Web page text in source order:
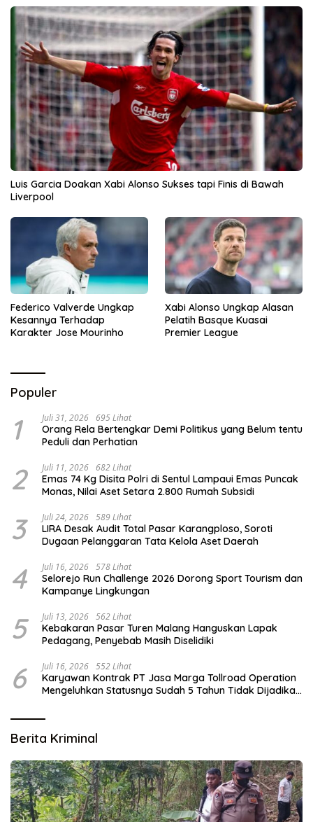
Luis Garcia Doakan Xabi Alonso Sukses tapi Finis di Bawah
Liverpool
Federico Valverde Ungkap
Kesannya Terhadap
Karakter Jose Mourinho
Xabi Alonso Ungkap Alasan
Pelatih Basque Kuasai
Premier League
Populer
1 Juli 31, 2026 695 Lihat
Orang Rela Bertengkar Demi Politikus yang Belum tentu
Peduli dan Perhatian
2 Juli 11, 2026 682 Lihat
Emas 74 Kg Disita Polri di Sentul Lampaui Emas Puncak
Monas, Nilai Aset Setara 2.800 Rumah Subsidi
3 Juli 24, 2026 589 Lihat
LIRA Desak Audit Total Pasar Karangploso, Soroti
Dugaan Pelanggaran Tata Kelola Aset Daerah
4 Juli 16, 2026 578 Lihat
Selorejo Run Challenge 2026 Dorong Sport Tourism dan
Kampanye Lingkungan
5 Juli 13, 2026 562 Lihat
Kebakaran Pasar Turen Malang Hanguskan Lapak
Pedagang, Penyebab Masih Diselidiki
6 Juli 16, 2026 552 Lihat
Karyawan Kontrak PT Jasa Marga Tollroad Operation
Mengeluhkan Statusnya Sudah 5 Tahun Tidak Dijadikan
Berita Kriminal